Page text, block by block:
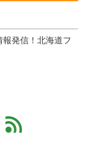
発信！北海道フ
feed